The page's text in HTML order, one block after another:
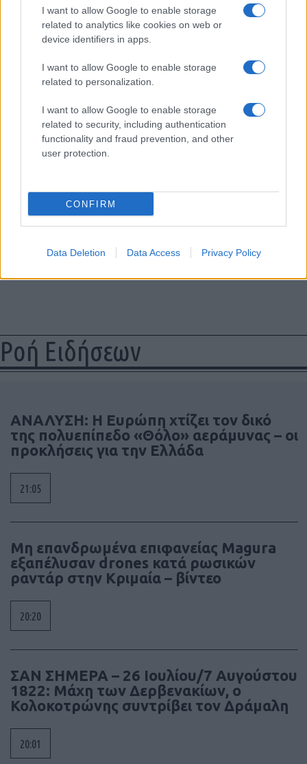
I want to allow Google to enable storage
related to analytics like cookies on web or
device identifiers in apps.
I want to allow Google to enable storage
related to personalization.
I want to allow Google to enable storage
related to security, including authentication
functionality and fraud prevention, and other
user protection.
CONFIRM
Data Deletion Data Access Privacy Policy
Ροή Ειδήσεων
ΑΝΑΛΥΣΗ: Η Ευρώπη χτίζει τον δικό
της πολυεπίπεδο «Θόλο» αεράμυνας – οι
προκλήσεις για την Ελλάδα
21:05
Μη επανδρωμένα επιφανείας Magura
εξαπέλυσαν drones κατά ρωσικών
ραντάρ στην Κριμαία – βίντεο
20:20
ΣΑΝ ΣΗΜΕΡΑ – 26 Ιουλίου/7 Αυγούστου
1822: Μάχη των Δερβενακίων, ο
Κολοκοτρώνης συντρίβει τον Δράμαλη
20:01
Ετσι για εχουμε μια ιδεα ποσο πετυχημενη συμφωνία ειχαμε
Reply